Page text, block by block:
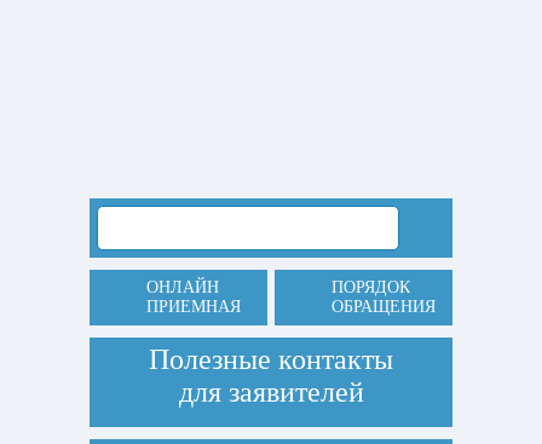
ОНЛАЙН
ПРИЕМНАЯ
ПОРЯДОК
ОБРАЩЕНИЯ
Полезные контакты
для заявителей